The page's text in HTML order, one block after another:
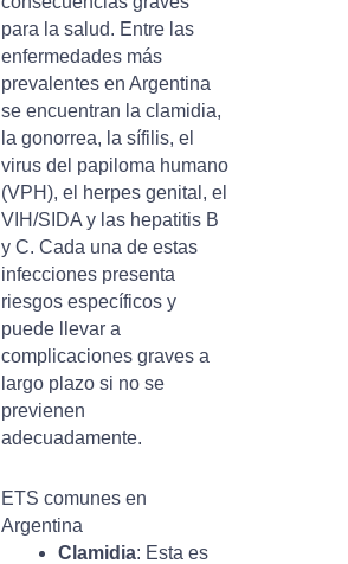
para la salud. Entre las
enfermedades más
prevalentes en Argentina
se encuentran la clamidia,
la gonorrea, la sífilis, el
virus del papiloma humano
(VPH), el herpes genital, el
VIH/SIDA y las hepatitis B
y C. Cada una de estas
infecciones presenta
riesgos específicos y
puede llevar a
complicaciones graves a
largo plazo si no se
previenen
adecuadamente.
ETS comunes en
Argentina
Clamidia: Esta es